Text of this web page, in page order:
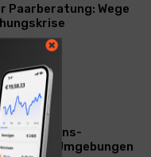
Paarberatung: Wege
startet
Operations-
Umgebungen